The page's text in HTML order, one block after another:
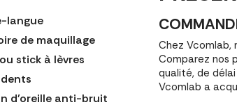
langue
de maquillage
stick à lèvres
d'oreille anti-bruit
Chez Vcomlab,
Comparez nos
qualité, de
Vcomlab a